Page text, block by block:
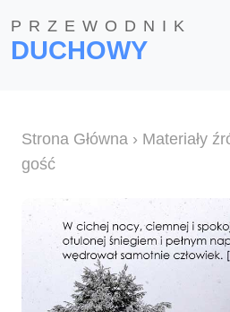
PRZEWODNIK
DUCHOWY
Strona Główna › Materiały
gość